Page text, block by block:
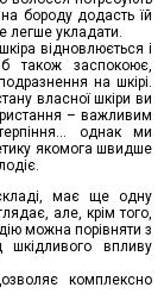
на бороду додасть їй
легше укладати.
відновлюється і
також заспокоює,
на шкірі.
власної шкіри ви
– важливим
однак ми
якомога швидше
має ще одну
але, крім того,
можна порівняти з
шкідливого впливу
комплексно